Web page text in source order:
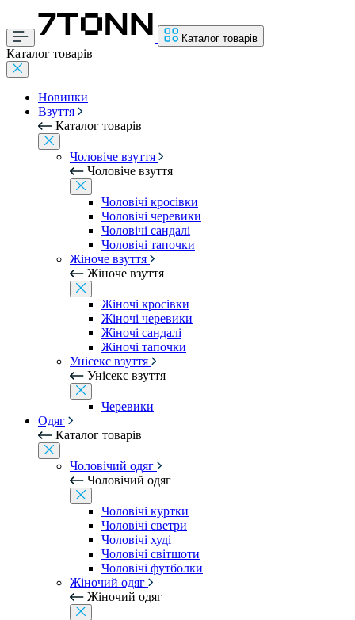
Каталог товарів
Каталог товарів
Новинки
Взуття
Каталог товарів
Чоловіче взуття
Чоловіче взуття
Чоловічі кросівки
Чоловічі черевики
Чоловічі сандалі
Чоловічі тапочки
Жіноче взуття
Жіноче взуття
Жіночі кросівки
Жіночі черевики
Жіночі сандалі
Жіночі тапочки
Унісекс взуття
Унісекс взуття
Черевики
Одяг
Каталог товарів
Чоловічий одяг
Чоловічий одяг
Чоловічі куртки
Чоловічі светри
Чоловічі худі
Чоловічі світшоти
Чоловічі футболки
Жіночий одяг
Жіночий одяг